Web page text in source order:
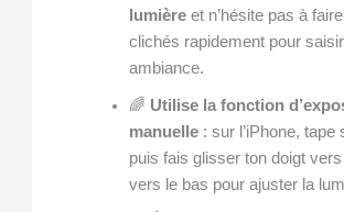
lumièreet n’hésite pas à
clichés rapidement pour
ambiance.
🌈 Utilise la fonction
manuelle: sur l’iPhone, tape
puis fais glisser ton doigt
vers le bas pour ajuster la